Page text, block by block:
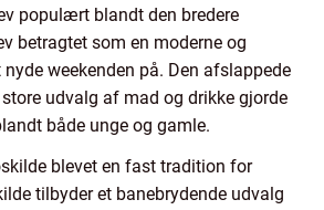
populært blandt den bredere
betragtet som en moderne og
weekenden på. Den afslappede
udvalg af mad og drikke gjorde
både unge og gamle.
blevet en fast tradition for
tilbyder et banebrydende udvalg